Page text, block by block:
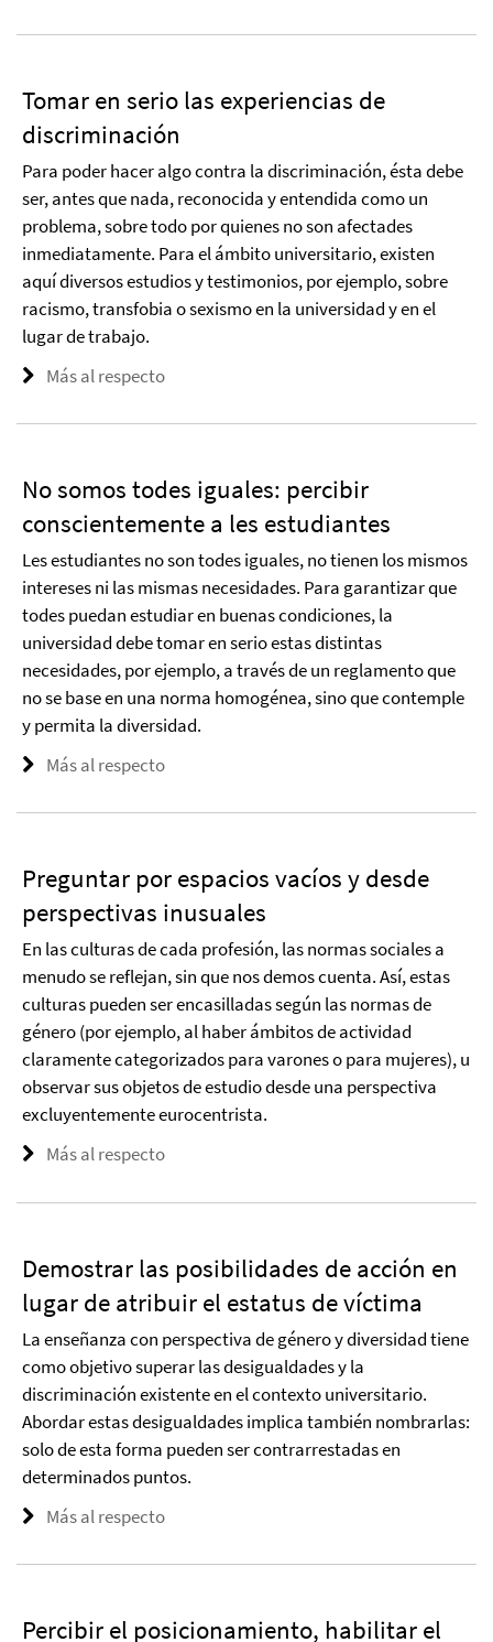
Tomar en serio las experiencias de
discriminación
Para poder hacer algo contra la discriminación, ésta debe
ser, antes que nada, reconocida y entendida como un
problema, sobre todo por quienes no son afectades
inmediatamente. Para el ámbito universitario, existen
aquí diversos estudios y testimonios, por ejemplo, sobre
racismo, transfobia o sexismo en la universidad y en el
lugar de trabajo.
Más al respecto
No somos todes iguales: percibir
conscientemente a les estudiantes
Les estudiantes no son todes iguales, no tienen los mismos
intereses ni las mismas necesidades. Para garantizar que
todes puedan estudiar en buenas condiciones, la
universidad debe tomar en serio estas distintas
necesidades, por ejemplo, a través de un reglamento que
no se base en una norma homogénea, sino que contemple
y permita la diversidad.
Más al respecto
Preguntar por espacios vacíos y desde
perspectivas inusuales
En las culturas de cada profesión, las normas sociales a
menudo se reflejan, sin que nos demos cuenta. Así, estas
culturas pueden ser encasilladas según las normas de
género (por ejemplo, al haber ámbitos de actividad
claramente categorizados para varones o para mujeres), u
observar sus objetos de estudio desde una perspectiva
excluyentemente eurocentrista.
Más al respecto
Demostrar las posibilidades de acción en
lugar de atribuir el estatus de víctima
La enseñanza con perspectiva de género y diversidad tiene
como objetivo superar las desigualdades y la
discriminación existente en el contexto universitario.
Abordar estas desigualdades implica también nombrarlas:
solo de esta forma pueden ser contrarrestadas en
determinados puntos.
Más al respecto
Percibir el posicionamiento, habilitar el